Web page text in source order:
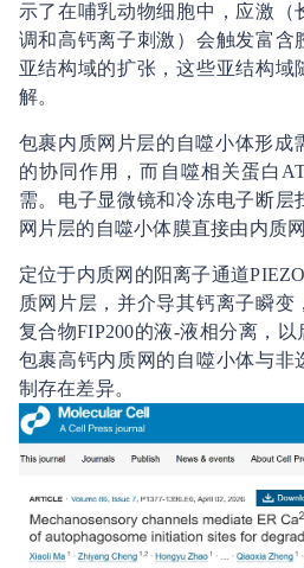
示了在哺乳动物细胞中，应激（
调和高钙离子刺激）会触发富含
亚结构域的扩张，这些亚结构域
解。
包裹内质网片层的自噬小体形成
的协同作用，而自噬相关蛋白
需。电子显微镜和冷冻电子断层
网片层的自噬小体膜直接由内质
定位于内质网的阳离子通道
质网片层，并介导其钙离子瞬变
复合物FIP200的液-液相分离，以
包裹高钙内质网的自噬小体与非
制存在差异。